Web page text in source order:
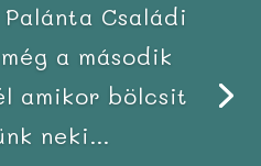
Családi
a második
amikor bölcsit
neki…